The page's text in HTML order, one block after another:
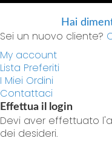
Hai
Sei un nuovo cliente?
My account
Lista Preferiti
I Miei Ordini
Contattaci
Effettua il login
Devi aver effettuato
dei desideri.